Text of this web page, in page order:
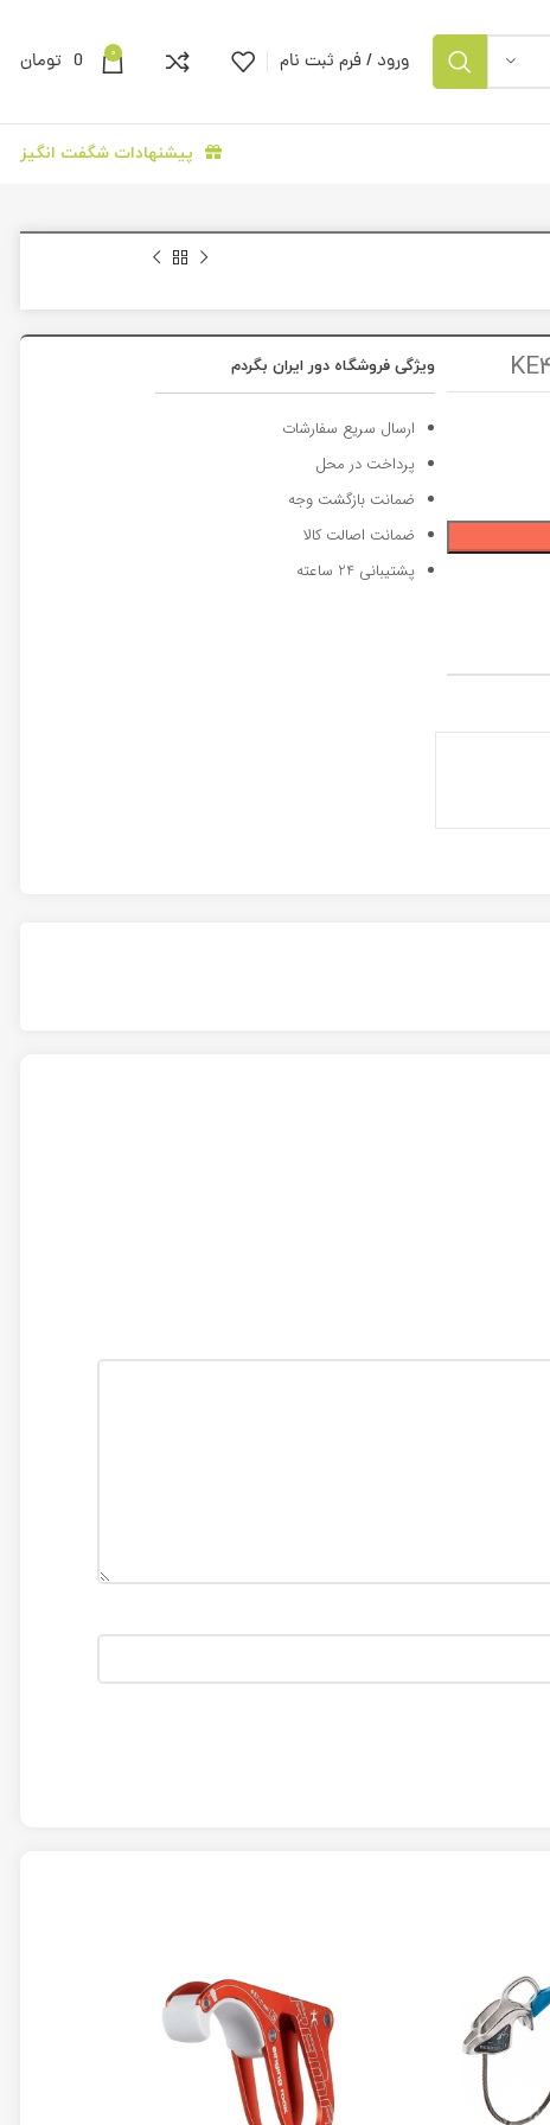
ورود / فرم ثبت نام 0
0 تومان
پیشنهادات شگفت انگیز
ویژگی فروشگاه دور ایران بگردم
ارسال سریع سفارشات
پرداخت در محل
ضمانت بازگشت وجه
ضمانت اصالت کالا
پشتیبانی 24 ساعته